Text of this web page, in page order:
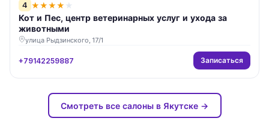
4 ★★★★ ★
Кот и Пес, центр ветеринарных услуг и ухода за
животными
улица Рыдзинского, 17/1
+79142259887 Записаться
Смотреть все салоны в Якутске →